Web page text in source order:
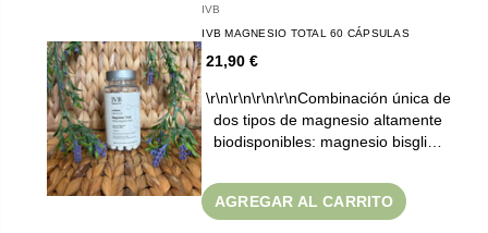
IVB
IVB MAGNESIO TOTAL 60 CÁPSULAS
21,90 €
\r\n\r\n\r\n\r\nCombinación única de
dos tipos de magnesio altamente
biodisponibles: magnesio bisgli…
AGREGAR AL CARRITO